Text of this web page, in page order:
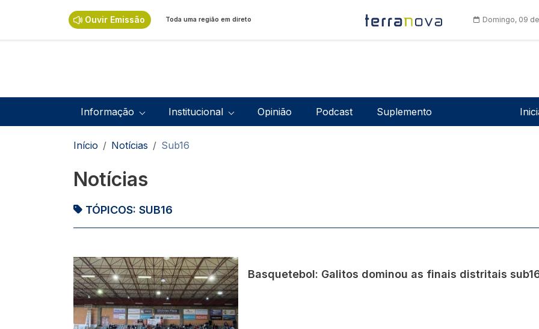
Ouvir Emissão Toda uma região em direto Domingo, 09
Navegação principal
Informação Institucional Opinião Podcast Suplemento
Navegação estrutural
Início Notícias Sub16
Notícias
TÓPICOS: SUB16
Imagem
Basquetebol: Galitos dominou as finais distritais